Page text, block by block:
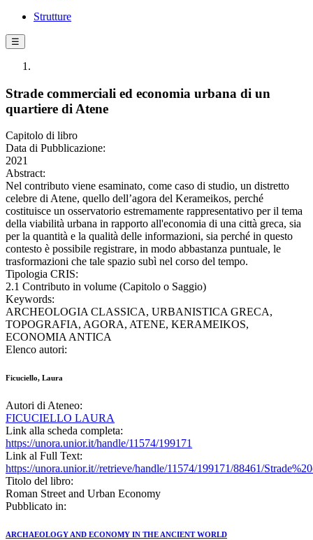
Strutture
☰
Strade commerciali ed economia urbana di un
quartiere di Atene
Capitolo di libro
Data di Pubblicazione:
2021
Abstract:
Nel contributo viene esaminato, come caso di studio, un distretto
celebre di Atene, quello dell’agora del Kerameikos, perché
costituisce un osservatorio estremamente rappresentativo per il tema
della viabilità urbana in rapporto all'economia di una città greca, sia
per la quantità e la qualità delle informazioni, sia perché in questo
contesto è possibile registrare, in modo abbastanza puntuale, le
trasformazioni che tale spazio subì nel corso del tempo.
Tipologia CRIS:
2.1 Contributo in volume (Capitolo o Saggio)
Keywords:
ARCHEOLOGIA CLASSICA, URBANISTICA GRECA,
TOPOGRAFIA, AGORA, ATENE, KERAMEIKOS,
ECONOMIA ANTICA
Elenco autori:
Ficuciello, Laura
Autori di Ateneo:
FICUCIELLO LAURA
Link alla scheda completa:
https://unora.unior.it/handle/11574/199171
Link al Full Text:
https://unora.unior.it//retrieve/handle/11574/199171/88461/
Titolo del libro:
Roman Street and Urban Economy
Pubblicato in:
ARCHAEOLOGY AND ECONOMY IN THE ANCIENT WORLD